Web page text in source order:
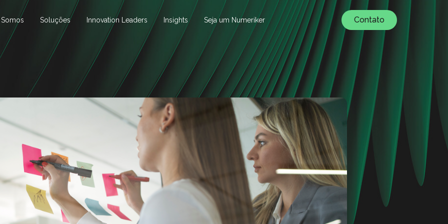
Soluções Innovation Leaders Insights Seja um Numeriker Contato